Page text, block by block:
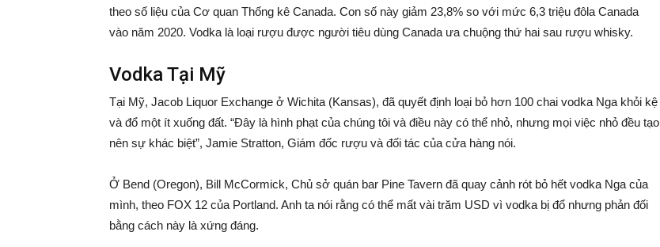
theo số liệu của Cơ quan Thống kê Canada. Con số này giảm 23,8% so với mức 6,3 triệu đôla Canada
vào năm 2020. Vodka là loại rượu được người tiêu dùng Canada ưa chuộng thứ hai sau rượu whisky.
Vodka Tại Mỹ
Tại Mỹ, Jacob Liquor Exchange ở Wichita (Kansas), đã quyết định loại bỏ hơn 100 chai vodka Nga khỏi kệ
và đổ một ít xuống đất. “Đây là hình phạt của chúng tôi và điều này có thể nhỏ, nhưng mọi việc nhỏ đều tạo
nên sự khác biệt”, Jamie Stratton, Giám đốc rượu và đối tác của cửa hàng nói.
Ở Bend (Oregon), Bill McCormick, Chủ sở quán bar Pine Tavern đã quay cảnh rót bỏ hết vodka Nga của
mình, theo FOX 12 của Portland. Anh ta nói rằng có thể mất vài trăm USD vì vodka bị đổ nhưng phản đối
bằng cách này là xứng đáng.